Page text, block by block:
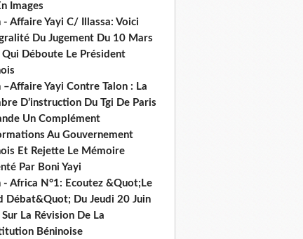
Images
- Affaire Yayi C/ Illassa: Voici
Du Jugement Du 10 Mars
Déboute Le Président
–Affaire Yayi Contre Talon : La
D’instruction Du Tgi De Paris
Un Complément
Au Gouvernement
Et Rejette Le Mémoire
Par Boni Yayi
- Africa N°1: Ecoutez &Quot;Le
Débat&Quot; Du Jeudi 20 Juin
La Révision De La
Béninoise